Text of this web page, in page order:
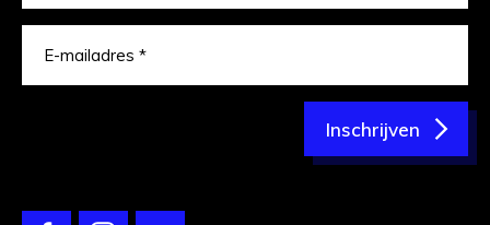
Inschrijven